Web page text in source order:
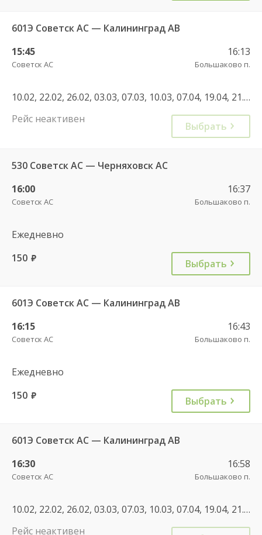
601Э Советск АС — Калининград АВ
15:45
Советск АС
16:13
Большаково п.
10.02, 22.02, 26.02, 03.03, 07.03, 10.03, 07.04, 19.04, 21.04, 28.04, 05.05, 20.05, 09.06, 16.06, 23.06, 30.06, 01.07, 08.07, 07.07, 14.07, 21.07, 28.07, 04.08, 11.08, 18.08, 25.08, 01.09, 08.09, 15.09, 17.09, 17.09, 20.10, 27.10, 03.11, 10.11, 17.11, 24.11, 01.12, 08.12, 15.12, 22.12, 29.12, 02.01, 18.02, 02.11, 04.11, 13.09, 27.09, 03.10, 10.10, 17.10, 18.10, 19.10, 24.10, 25.10, 26.10, 31.10, 01.11, 02.11, 03.11, 07.11, 08.11, 14.11, 15.11, 21.11, 22.11, 28.11, 29.11, 05.12, 06.12, 12.12, 13.12, 19.12, 20.12, 26.12, 27.12, 16.01, 17.01
Рейс неактивен
Выбрать
530 Советск АС — Черняховск АС
16:00
Советск АС
16:37
Большаково п.
Ежедневно
150 руб. Выбрать
601Э Советск АС — Калининград АВ
16:15
Советск АС
16:43
Большаково п.
Ежедневно
150 руб. Выбрать
601Э Советск АС — Калининград АВ
16:30
Советск АС
16:58
Большаково п.
10.02, 22.02, 26.02, 03.03, 07.03, 10.03, 07.04, 19.04, 21.04, 28.04, 05.05, 20.05, 09.06, 16.06, 23.06, 30.06, 01.07, 08.07, 07.07, 14.07, 21.07, 28.07, 04.08, 11.08, 18.08, 25.08, 01.09, 08.09, 10.09, 22.09, 29.09, 01.10, 08.10, 29.10, 19.11, 10.12, 02.01, 02.01, 03.01, 19.01, 16.02, 22.02, 25.02, 22.02, 25.02, 07.03, 10.03, 01.03, 27.04, 01.05, 08.05, 03.05, 05.05, 12.06, 11.06, 20.07, 27.07, 03.08, 02.11, 03.11, 03.05, 12.09, 19.09, 21.09, 05.10
Рейс неактивен